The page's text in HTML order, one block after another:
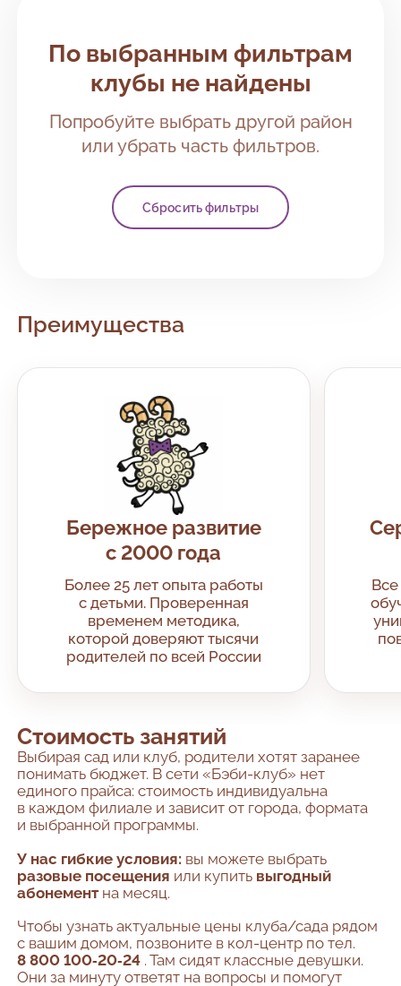
ЮАО
ЮВАО
ЮЗАО
По выбранным фильтрам
клубы не найдены
Попробуйте выбрать другой район
или убрать часть фильтров.
Сбросить фильтры
Преимущества
Бережное развитие
с 2000 года
Более 25 лет опыта работы
с детьми. Проверенная
временем методика,
которой доверяют тысячи
родителей по всей России
Стоимость занятий
Выбирая сад или клуб, родители хотят заранее
понимать бюджет. В сети «Бэби-клуб» нет
единого прайса: стоимость индивидуальна
в каждом филиале и зависит от города, формата
и выбранной программы.
У нас гибкие условия: вы можете выбрать
разовые посещения или купить выгодный
абонементна месяц.
Чтобы узнать актуальные цены клуба/сада рядом
с вашим домом, позвоните в кол-центр по тел.
8 800 100‑20‑24 . Там сидят классные девушки.
Они за минуту ответят на вопросы и помогут